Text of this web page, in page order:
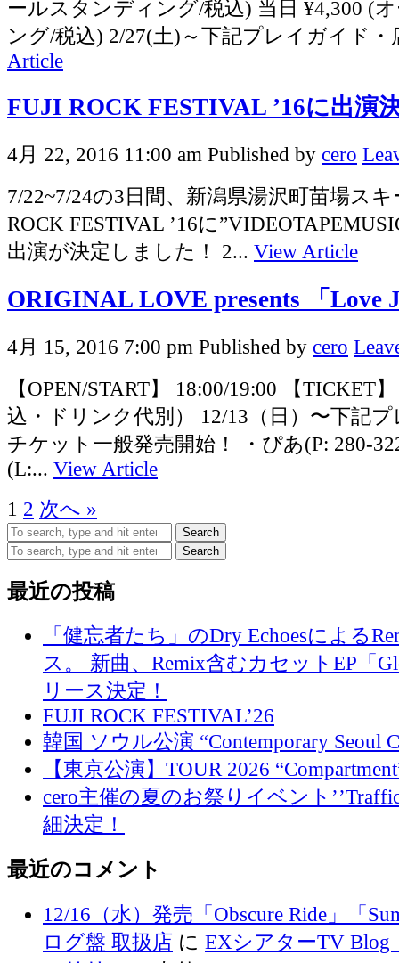
ールスタンディング/税込) 当日 ¥4,300 (
ング/税込) 2/27(土)～下記プレイガイド
Article
FUJI ROCK FESTIVAL ’16に出演
4月 22, 2016 11:00 am Published by cero
7/22~7/24の3日間、新潟県湯沢町苗場ス
ROCK FESTIVAL ’16に
出演が決定しました！ 2... View Article
ORIGINAL LOVE presents 「Love
4月 15, 2016 7:00 pm Published by cero
【OPEN/START】 18:00/19:00 【TICKET
込・ドリンク代別） 12/13（日）〜下記
チケット一般発売開始！ ・ぴあ(P: 280-
(L:... View Article
1 2 次へ »
Search
Search
最近の投稿
「健忘者たち」のDry Echoesによる
ス。 新曲、Remix含むカセットEP「
リース決定！
FUJI ROCK FESTIVAL’26
韓国 ソウル公演 “Contemporary Seoul
【東京公演】TOUR 2026
cero主催の夏のお祭りイベント
細決定！
最近のコメント
12/16（水）発売「Obscure Ride」「
ログ盤 取扱店 に EXシアターTV Blog